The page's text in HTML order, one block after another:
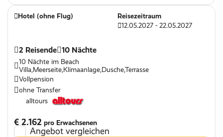
Hotel (ohne Flug)
Reisezeitraum
12.05.2027 - 22.05.2027
2 Reisende 10 Nächte
10 Nächte im Beach
Villa,Meerseite,Klimaanlage,Dusche,Terrasse
Vollpension
ohne Transfer
alltours
€ 2.162 pro Erwachsenen
Angebot vergleichen